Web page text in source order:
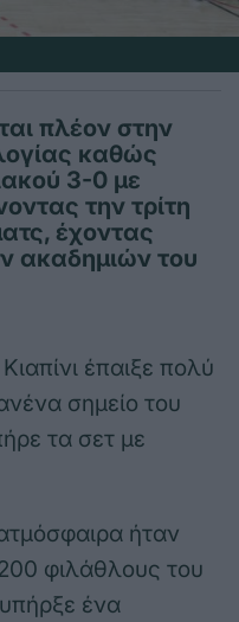
πλέον στην
καθώς
3-0 με
την τρίτη
έχοντας
ακαδημιών του
έπαιξε πολύ
σημείο του
τα σετ με
ήταν
φιλάθλους του
ένα